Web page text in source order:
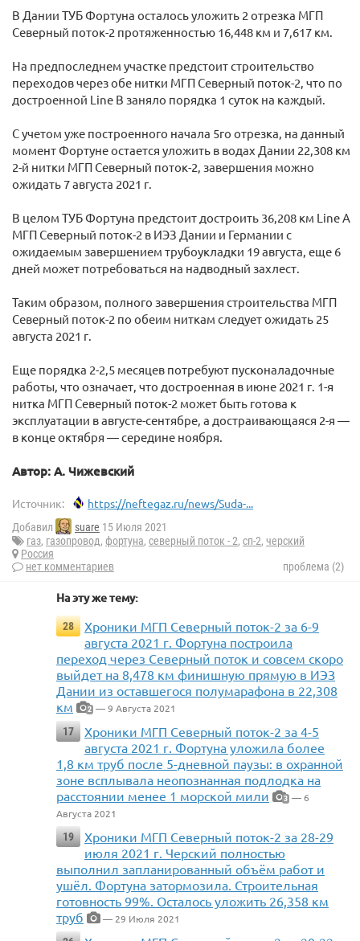
В Дании ТУБ Фортуна осталось уложить 2 отрезка МГП
Северный поток-2 протяженностью 16,448 км и 7,617 км.
На предпоследнем участке предстоит строительство
переходов через обе нитки МГП Северный поток-2, что по
достроенной Line B заняло порядка 1 суток на каждый.
С учетом уже построенного начала 5го отрезка, на данный
момент Фортуне остается уложить в водах Дании 22,308 км
2-й нитки МГП Северный поток-2, завершения можно
ожидать 7 августа 2021 г.
В целом ТУБ Фортуна предстоит достроить 36,208 км Line A
МГП Северный поток-2 в ИЭЗ Дании и Германии с
ожидаемым завершением трубоукладки 19 августа, еще 6
дней может потребоваться на надводный захлест.
Таким образом, полного завершения строительства МГП
Северный поток-2 по обеим ниткам следует ожидать 25
августа 2021 г.
Еще порядка 2-2,5 месяцев потребуют пусконаладочные
работы, что означает, что достроенная в июне 2021 г. 1-я
нитка МГП Северный поток-2 может быть готова к
эксплуатации в августе-сентябре, а достраивающаяся 2-я —
в конце октября — середине ноября.
Автор: А. Чижевский
Источник: https://neftegaz.ru/news/Suda-...
Добавил suare 15 Июля 2021
газ, газопровод, фортуна, северный поток - 2, сп-2, черский
Россия
нет комментариев
проблема (2)
На эту же тему:
28
Хроники МГП Северный поток-2 за 6-9
августа 2021 г. Фортуна построила
переход через Северный поток и совсем скоро
выйдет на 8,478 км финишную прямую в ИЭЗ
Дании из оставшегося полумарафона в 22,308
км
2 — 9 Августа 2021
17
Хроники МГП Северный поток-2 за 4-5
августа 2021 г. Фортуна уложила более
1,8 км труб после 5-дневной паузы: в охранной
зоне всплывала неопознанная подлодка на
расстоянии менее 1 морской мили
3 — 6
Августа 2021
19
Хроники МГП Северный поток-2 за 28-29
июля 2021 г. Черский полностью
выполнил запланированный объём работ и
ушёл. Фортуна затормозила. Строительная
готовность 99%. Осталось уложить 26,358 км
труб
— 29 Июля 2021